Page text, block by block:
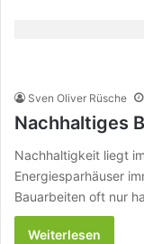
Sven Oliver Rüsche
Nachhaltiges
Nachhaltigkeit liegt
Energiesparhäuser
Bauarbeiten oft nur
Weiterlesen